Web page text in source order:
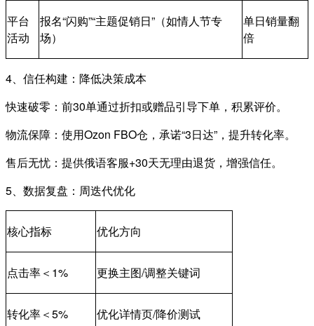
平台
活动
报名“闪购”“主题促销日”（如情人节专
场）
单日销量翻
倍
4、信任构建：降低决策成本
快速破零：前30单通过折扣或赠品引导下单，积累评价。
物流保障：使用Ozon FBO仓，承诺“3日达”，提升转化率。
售后无忧：提供俄语客服+30天无理由退货，增强信任。
5、数据复盘：周迭代优化
核心指标 优化方向
点击率＜1% 更换主图/调整关键词
转化率＜5% 优化详情页/降价测试